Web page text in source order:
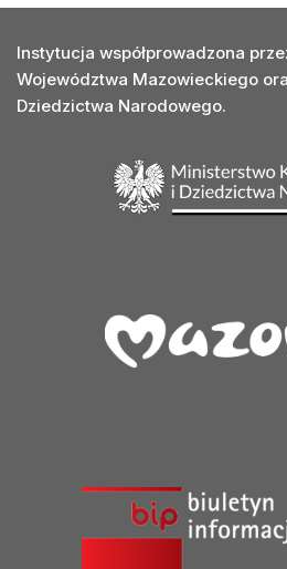
Instytucja współprowadzona
Województwa Mazowieckiego
Dziedzictwa Narodowego.